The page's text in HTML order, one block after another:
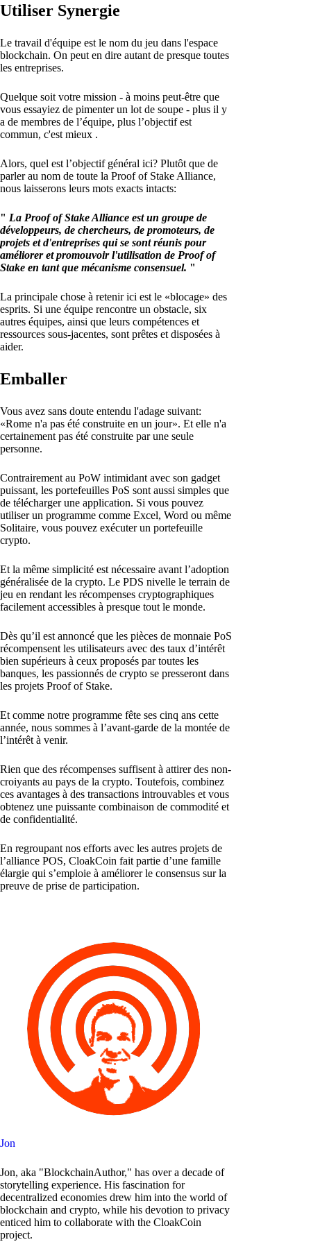
Utiliser Synergie
Le travail d'équipe est le nom du jeu dans l'espace
blockchain. On peut en dire autant de presque toutes
les entreprises.
Quelque soit votre mission - à moins peut-être que
vous essayiez de pimenter un lot de soupe - plus il y
a de membres de l’équipe, plus l’objectif est
commun, c'est mieux .
Alors, quel est l’objectif général ici? Plutôt que de
parler au nom de toute la Proof of Stake Alliance,
nous laisserons leurs mots exacts intacts:
" La Proof of Stake Alliance est un groupe de
développeurs, de chercheurs, de promoteurs, de
projets et d'entreprises qui se sont réunis pour
améliorer et promouvoir l'utilisation de Proof of
Stake en tant que mécanisme consensuel. "
La principale chose à retenir ici est le «blocage» des
esprits. Si une équipe rencontre un obstacle, six
autres équipes, ainsi que leurs compétences et
ressources sous-jacentes, sont prêtes et disposées à
aider.
Emballer
Vous avez sans doute entendu l'adage suivant:
«Rome n'a pas été construite en un jour». Et elle n'a
certainement pas été construite par une seule
personne.
Contrairement au PoW intimidant avec son gadget
puissant, les portefeuilles PoS sont aussi simples que
de télécharger une application. Si vous pouvez
utiliser un programme comme Excel, Word ou même
Solitaire, vous pouvez exécuter un portefeuille
crypto.
Et la même simplicité est nécessaire avant l’adoption
généralisée de la crypto. Le PDS nivelle le terrain de
jeu en rendant les récompenses cryptographiques
facilement accessibles à presque tout le monde.
Dès qu’il est annoncé que les pièces de monnaie PoS
récompensent les utilisateurs avec des taux d’intérêt
bien supérieurs à ceux proposés par toutes les
banques, les passionnés de crypto se presseront dans
les projets Proof of Stake.
Et comme notre programme fête ses cinq ans cette
année, nous sommes à l’avant-garde de la montée de
l’intérêt à venir.
Rien que des récompenses suffisent à attirer des non-
croiyants au pays de la crypto. Toutefois, combinez
ces avantages à des transactions introuvables et vous
obtenez une puissante combinaison de commodité et
de confidentialité.
En regroupant nos efforts avec les autres projets de
l’alliance POS, CloakCoin fait partie d’une famille
élargie qui s’emploie à améliorer le consensus sur la
preuve de prise de participation.
Jon
Jon, aka "BlockchainAuthor," has over a decade of
storytelling experience. His fascination for
decentralized economies drew him into the world of
blockchain and crypto, while his devotion to privacy
enticed him to collaborate with the CloakCoin
project.